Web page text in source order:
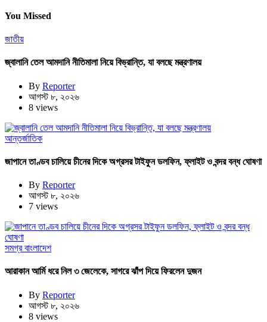
You Missed
জাতীয়
জ্বালানি তেল আমদানি নীতিমালা নিয়ে বিভ্রান্তি, যা বলছে মন্ত্রণালয়
By Reporter
আগস্ট ৮, ২০২৬
8 views
আন্তর্জাতিক
জাপানে তাণ্ডব চালিয়ে চীনের দিকে অগ্রসর টাইফুন ডলফিন, ফ্লাইট ও বন্দর বন্ধ ঘোষণা
By Reporter
আগস্ট ৮, ২০২৬
7 views
সমগ্র বাংলাদেশ
আরাকান আর্মি ধরে নিল ৩ জেলেকে, সাগরে ঝাঁপ দিয়ে ফিরলেন দুজন
By Reporter
আগস্ট ৮, ২০২৬
8 views